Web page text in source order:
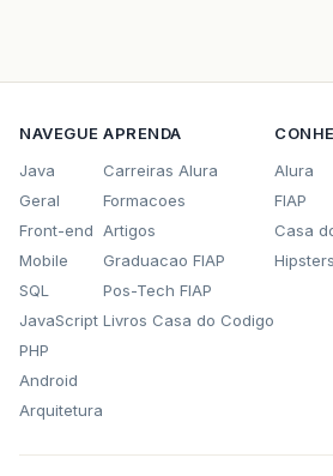
NAVEGUE
Java
Geral
Front-end
Mobile
SQL
JavaScript
PHP
Android
Arquitetura
APRENDA
Carreiras Alura
Formacoes
Artigos
Graduacao FIAP
Pos-Tech FIAP
Livros Casa do Codigo
Alura
FIAP
Casa